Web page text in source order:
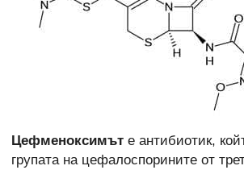
Цефменоксимът е антибиотик,
групата на цефалоспорините от